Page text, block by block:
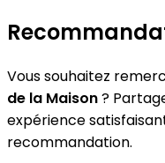
Vous souhaitez
de la Maison?
expérience
recommandation.